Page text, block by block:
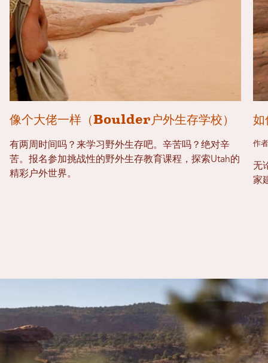
像个大佬一样（Boulder户外生存学校）
有两周时间吗？来学习野外生存吧。辛苦吗？绝对辛
苦。报名参加挑战性的野外生存教育课程，探索Utah的
精彩户外世界。
如
作
无
家